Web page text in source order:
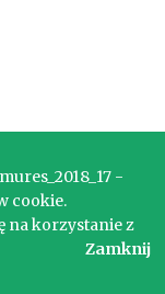
-
cookie.
na korzystanie z
Zamknij